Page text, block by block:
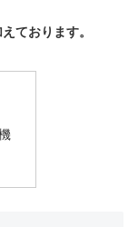
ております。